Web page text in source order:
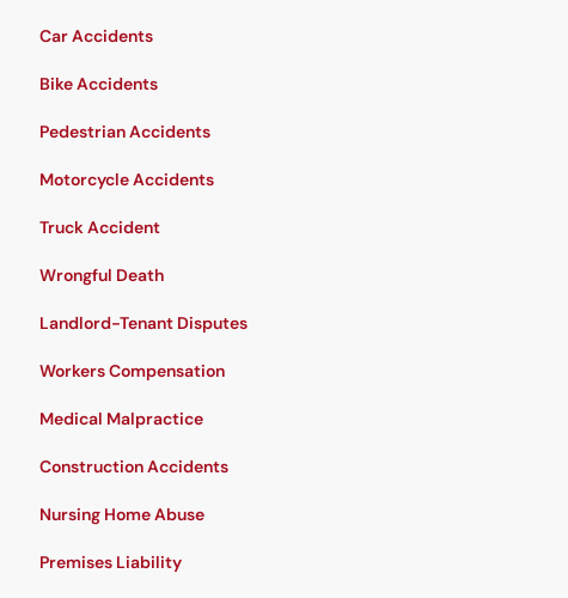
Car Accidents
Bike Accidents
Pedestrian Accidents
Motorcycle Accidents
Truck Accident
Wrongful Death
Landlord-Tenant Disputes
Workers Compensation
Medical Malpractice
Construction Accidents
Nursing Home Abuse
Premises Liability